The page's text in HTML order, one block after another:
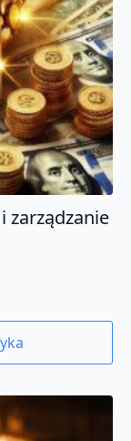
zarządzanie